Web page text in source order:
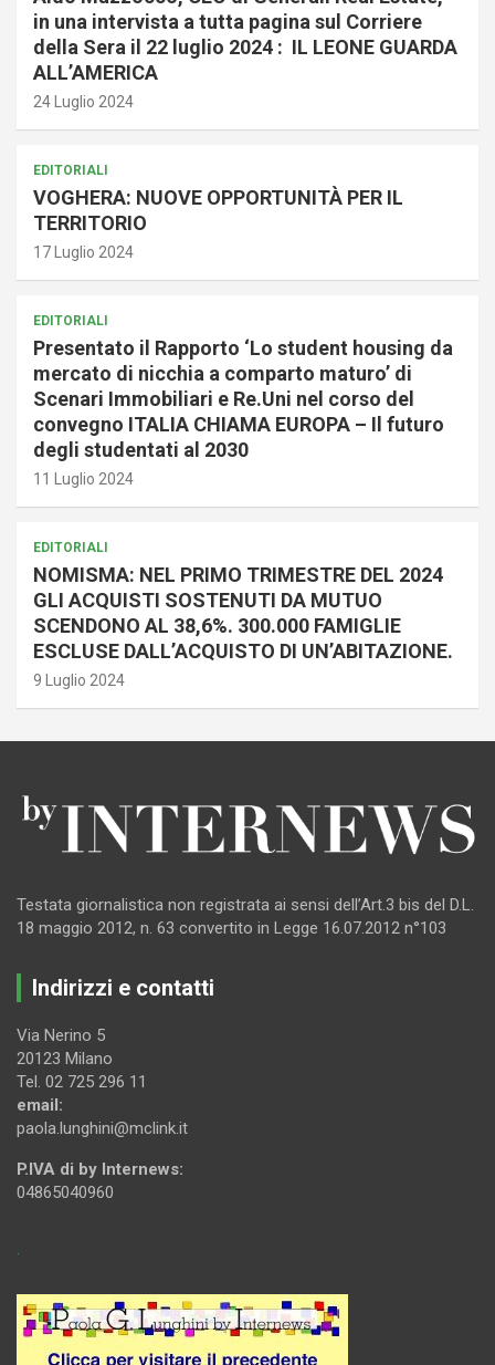
in una intervista a tutta pagina sul Corriere
della Sera il 22 luglio 2024 : IL LEONE GUARDA
ALL’AMERICA
24 Luglio 2024
EDITORIALI
VOGHERA: NUOVE OPPORTUNITÀ PER IL
TERRITORIO
17 Luglio 2024
EDITORIALI
Presentato il Rapporto ‘Lo student housing da
mercato di nicchia a comparto maturo’ di
Scenari Immobiliari e Re.Uni nel corso del
convegno ITALIA CHIAMA EUROPA – Il futuro
degli studentati al 2030
11 Luglio 2024
EDITORIALI
NOMISMA: NEL PRIMO TRIMESTRE DEL 2024
GLI ACQUISTI SOSTENUTI DA MUTUO
SCENDONO AL 38,6%. 300.000 FAMIGLIE
ESCLUSE DALL’ACQUISTO DI UN’ABITAZIONE.
9 Luglio 2024
Testata giornalistica non registrata ai sensi dell’Art.3 bis del D.L.
18 maggio 2012, n. 63 convertito in Legge 16.07.2012 n°103
Indirizzi e contatti
Via Nerino 5
20123 Milano
Tel. 02 725 296 11
email:
paola.lunghini@mclink.it
P.IVA di by Internews:
04865040960
.